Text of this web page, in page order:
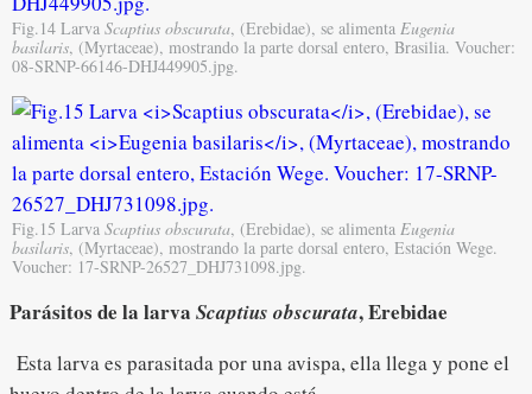
Fig.14 Larva Scaptius obscurata, (Erebidae), se alimenta Eugenia
basilaris, (Myrtaceae), mostrando la parte dorsal entero, Brasilia. Voucher:
08-SRNP-66146-DHJ449905.jpg.
Fig.15 Larva Scaptius obscurata, (Erebidae), se alimenta Eugenia
basilaris, (Myrtaceae), mostrando la parte dorsal entero, Estación Wege.
Voucher: 17-SRNP-26527_DHJ731098.jpg.
Parásitos de la larva Scaptius obscurata, Erebidae
Esta larva es parasitada por una avispa, ella llega y pone el